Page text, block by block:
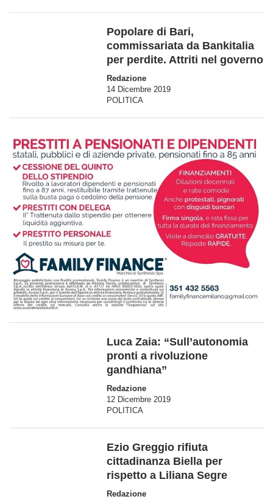
Popolare di Bari,
commissariata da Bankitalia
per perdite. Attriti nel governo
Redazione
14 Dicembre 2019
POLITICA
Luca Zaia: “Sull’autonomia
pronti a rivoluzione
gandhiana”
Redazione
12 Dicembre 2019
POLITICA
Ezio Greggio rifiuta
cittadinanza Biella per
rispetto a Liliana Segre
Redazione